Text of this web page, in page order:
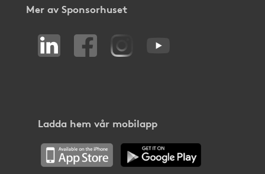
Mer av Sponsorhuset
Ladda hem vår mobilapp